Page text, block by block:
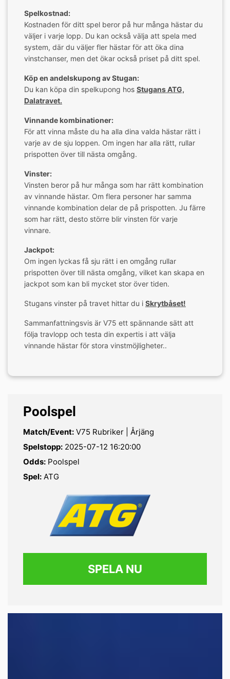
Poolspel
Match/Event: V75 Rubriker | Årjäng
Spelstopp: 2025-07-12 16:20:00
Odds: Poolspel
Spel: ATG
SPELA NU
Spelkostnad:
Kostnaden för ditt spel beror på hur många hästar du
väljer i varje lopp. Du kan också välja att spela med
system, där du väljer fler hästar för att öka dina
vinstchanser, men det ökar också priset på ditt spel.
Köp en andelskupong av Stugan:
Du kan köpa din spelkupong hos Stugans ATG,
Dalatravet.
Vinnande kombinationer:
För att vinna måste du ha alla dina valda hästar rätt i
varje av de sju loppen. Om ingen har alla rätt, rullar
prispotten över till nästa omgång.
Vinster:
Vinsten beror på hur många som har rätt kombination
av vinnande hästar. Om flera personer har samma
vinnande kombination delar de på prispotten. Ju färre
som har rätt, desto större blir vinsten för varje
vinnare.
Jackpot:
Om ingen lyckas få sju rätt i en omgång rullar
prispotten över till nästa omgång, vilket kan skapa en
jackpot som kan bli mycket stor över tiden.
Stugans vinster på travet hittar du i Skrytbåset!
Sammanfattningsvis är V75 ett spännande sätt att
följa travlopp och testa din expertis i att välja
vinnande hästar för stora vinstmöjligheter..